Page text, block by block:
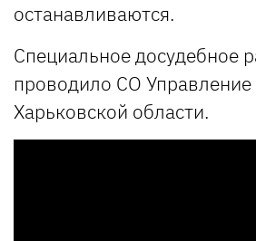
останавливаются.
Специальное досудебное
проводило СО
Харьковской области.